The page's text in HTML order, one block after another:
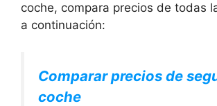
coche, compara precios de todas
a continuación:
Comparar precios de
coche